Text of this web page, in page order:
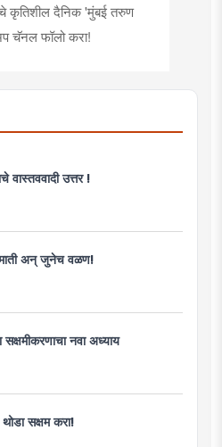
कृतिशील दैनिक 'मुंबई तरुण
चॅनल फॉलो करा!
वास्तववादी उत्तर !
अन् जुनेच वळण!
सक्षमीकरणाचा नवा अध्याय
थोडा सक्षम करा!